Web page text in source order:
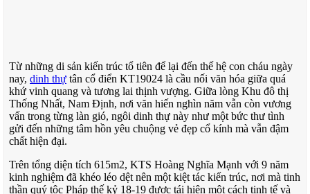
Từ những di sản kiến trúc tổ tiên để lại đến thế hệ con cháu ngày
nay, dinh thự tân cổ điển KT19024 là cầu nối văn hóa giữa quá
khứ vinh quang và tương lai thịnh vượng. Giữa lòng Khu đô thị
Thống Nhất, Nam Định, nơi văn hiến nghìn năm vẫn còn vương
vấn trong từng làn gió, ngôi dinh thự này như một bức thư tình
gửi đến những tâm hồn yêu chuộng vẻ đẹp cổ kính mà vẫn đậm
chất hiện đại.
Trên tổng diện tích 615m2, KTS Hoàng Nghĩa Mạnh với 9 năm
kinh nghiệm đã khéo léo dệt nên một kiệt tác kiến trúc, nơi mà tinh
thần quý tộc Pháp thế kỷ 18-19 được tái hiện một cách tinh tế và